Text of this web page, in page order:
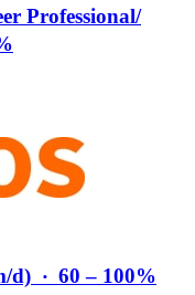
Professional/​
​d) ‧ 60 – 100%